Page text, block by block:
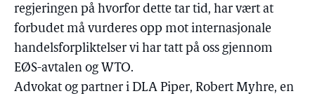
regjeringen på hvorfor dette tar tid, har vært at
forbudet må vurderes opp mot internasjonale
handelsforpliktelser vi har tatt på oss gjennom
EØS-avtalen og WTO.
Advokat og partner i DLA Piper, Robert Myhre, en